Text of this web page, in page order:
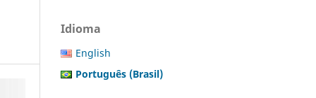
Idioma
English
Português (Brasil)